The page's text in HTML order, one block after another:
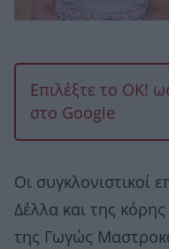
Επιλέξτε το OK!
στο Google
Οι συγκλονιστικοί
Δέλλα και της
της Γωγώς